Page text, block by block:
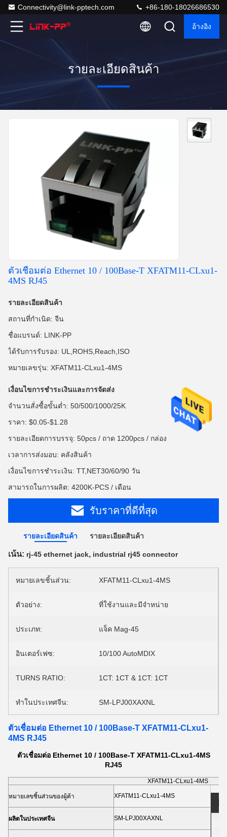
Connectivity@link-pptech.com +86-180-18026686530
อ้างอิง
รายละเอียดสินค้า
ตัวเชื่อมต่อ Ethernet 10 / 100Base-T XFATM11-CLxu1-
4MS RJ45
รายละเอียดสินค้า
สถานที่กำเนิด: จีน
ชื่อแบรนด์: LINK-PP
ได้รับการรับรอง: UL,ROHS,Reach,ISO
หมายเลขรุ่น: XFATM11-CLxu1-4MS
เงื่อนไขการชำระเงินและการจัดส่ง
จำนวนสั่งซื้อขั้นต่ำ: 50/500/1000/25K
ราคา: $0.05-$1.28
รายละเอียดการบรรจุ: 50pcs / ถาด 1200pcs / กล่อง
เวลาการส่งมอบ: คลังสินค้า
เงื่อนไขการชำระเงิน: TT,NET30/60/90 วัน
สามารถในการผลิต: 4200K-PCS / เดือน
รับราคาที่ดีที่สุด
รายละเอียดสินค้า รายละเอียดสินค้า
เน้น: rj-45 ethernet jack, industrial rj45 connector
หมายเลขชิ้นส่วน: XFATM11-CLxu1-4MS
ตัวอย่าง: ที่ใช้งานและมีจำหน่าย
ประเภท: แจ็ค Mag-45
อินเตอร์เฟซ: 10/100 AutoMDIX
TURNS RATIO: 1CT: 1CT & 1CT: 1CT
ทำในประเทศจีน: SM-LPJ00XAXNL
ตัวเชื่อมต่อ Ethernet 10 / 100Base-T XFATM11-CLxu1-
4MS RJ45
ตัวเชื่อมต่อ Ethernet 10 / 100Base-T XFATM11-CLxu1-4MS
RJ45
XFATM11-CLxu1-4MS
หมายเลขชิ้นส่วนของผู้ค้า
XFATM11-CLxu1-4MS
รา
ผลิตในประเทศจีน SM-LPJ00XAXNL